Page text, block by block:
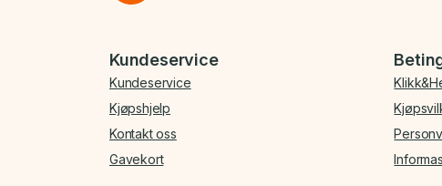
Bunnmeny
Kundeservice
Kundeservice
Kjøpshjelp
Kontakt oss
Gavekort